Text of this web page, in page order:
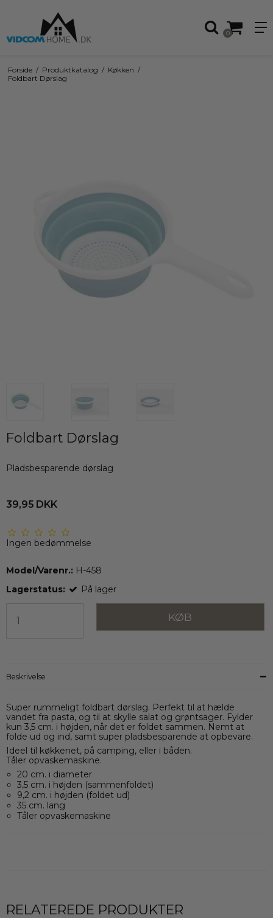
0
Forside / Produktkatalog / Køkken /
Foldbart Dørslag
Foldbart Dørslag
Pladsbesparende dørslag
39,95 DKK
Ingen bedømmelse
Model/Varenr.: H-458
Lagerstatus:
På lager
KØB
Beskrivelse
Super rummeligt foldbart dørslag. Perfekt til at hælde
vandet fra pasta, og til at skylle salat og grøntsager. Fylder
kun 3,5 cm. i højden, når det er foldet sammen. Nemt at
folde ud og ind, samt super pladsbesparende at opbevare.
Ideel til køkkenet, på camping, eller i båden.
Tåler opvaskemaskine.
20 cm. i diameter
3,5 cm. i højden (sammenfoldet)
9,2 cm. i højden (foldet ud)
35 cm. lang
Tåler opvaskemaskine
RELATEREDE PRODUKTER